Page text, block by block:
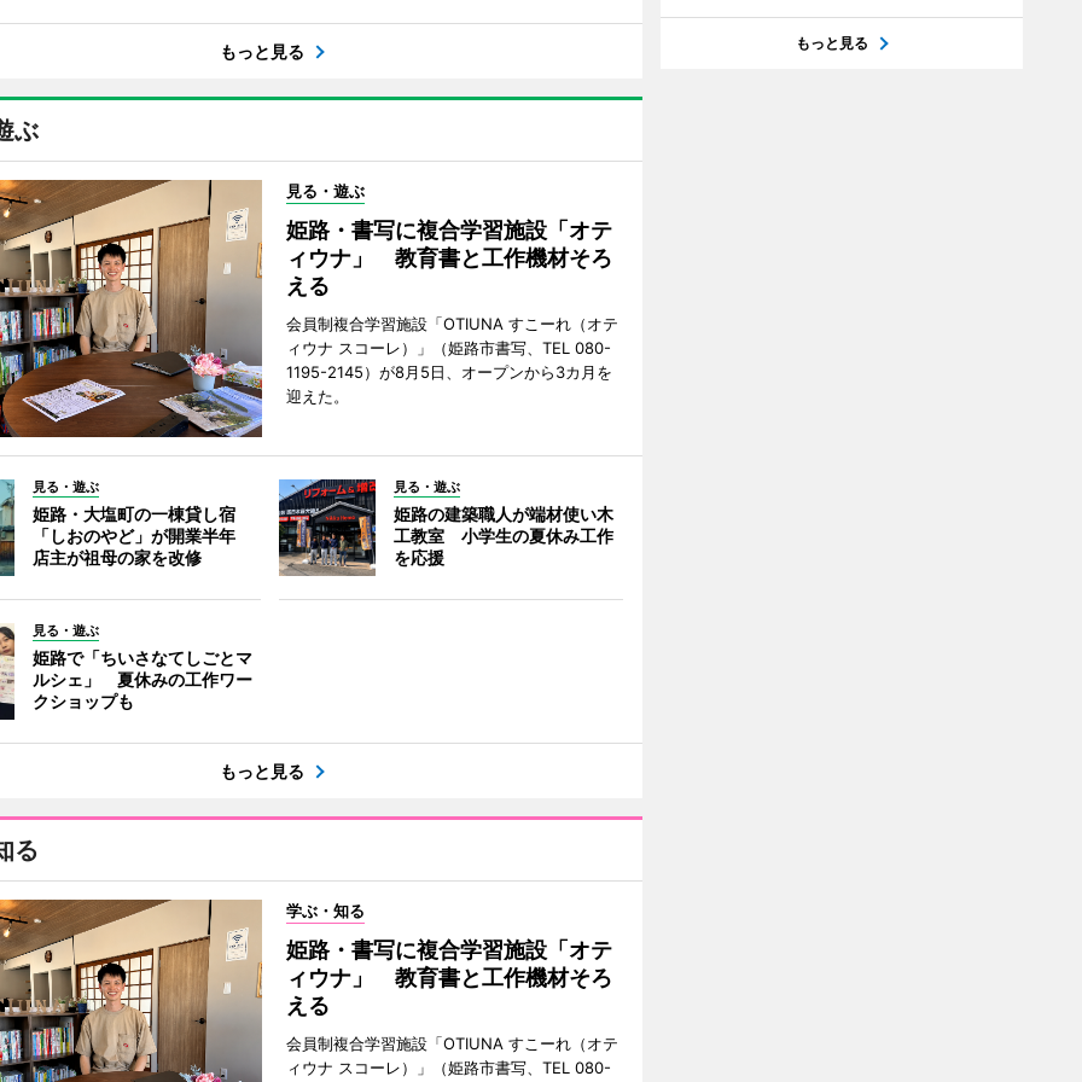
もっと見る
ぶ
見る・遊ぶ
姫路・書写に複合学習施設「オテ
ィウナ」 教育書と工作機材そろ
える
会員制複合学習施設「OTIUNA すこーれ（オテ
ィウナ スコーレ）」（姫路市書写、TEL 080-
1195-2145）が8月5日、オープンから3カ月を
迎えた。
見る・遊ぶ
姫路・大塩町の一棟貸し宿
「しおのやど」が開業半年
店主が祖母の家を改修
見る・遊ぶ
姫路の建築職人が端材使い木
工教室 小学生の夏休み工作
を応援
見る・遊ぶ
姫路で「ちいさなてしごとマ
ルシェ」 夏休みの工作ワー
クショップも
もっと見る
る
学ぶ・知る
姫路・書写に複合学習施設「オテ
ィウナ」 教育書と工作機材そろ
える
会員制複合学習施設「OTIUNA すこーれ（オテ
ィウナ スコーレ）」（姫路市書写、TEL 080-
もっと見る